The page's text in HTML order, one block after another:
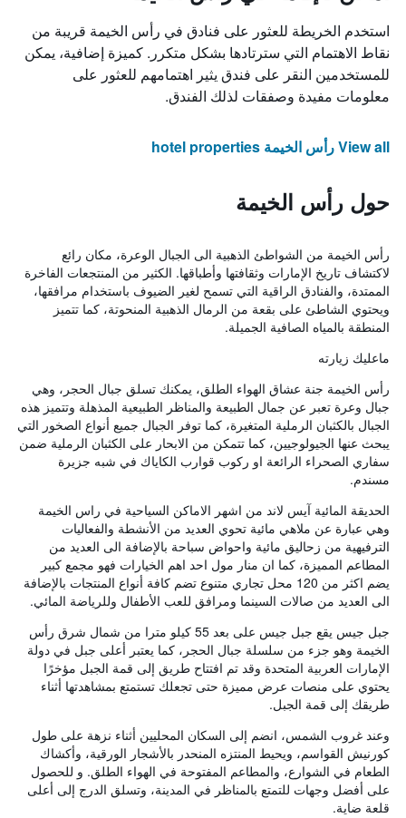
استخدم الخريطة للعثور على فنادق في رأس الخيمة قريبة من
نقاط الاهتمام التي سترتادها بشكل متكرر. كميزة إضافية، يمكن
للمستخدمين النقر على فندق يثير اهتمامهم للعثور على
معلومات مفيدة وصفقات لذلك الفندق.
View all رأس الخيمة hotel properties
حول رأس الخيمة
رأس الخيمة من الشواطئ الذهبية الى الجبال الوعرة، مكان رائع
لاكتشاف تاريخ الإمارات وثقافتها وأطباقها. الكثير من المنتجعات الفاخرة
الممتدة، والفنادق الراقية التي تسمح لغير الضيوف باستخدام مرافقها،
ويحتوي الشاطئ على بقعة من الرمال الذهبية المنحوتة، كما تتميز
المنطقة بالمياه الصافية الجميلة.
ماعليك زيارته
رأس الخيمة جنة عشاق الهواء الطلق، يمكنك تسلق جبال الحجر، وهي
جبال وعرة تعبر عن جمال الطبيعة والمناظر الطبيعية المذهلة وتتميز هذه
الجبال بالكثبان الرملية المتغيرة، كما توفر الجبال جميع أنواع الصخور التي
يبحث عنها الجيولوجيين، كما تتمكن من الابحار على الكثبان الرملية ضمن
سفاري الصحراء الرائعة او ركوب قوارب الكاياك في شبه جزيرة
مسندم.
الحديقة المائية آيس لاند من اشهر الاماكن السياحية في راس الخيمة
وهي عبارة عن ملاهي مائية تحوي العديد من الأنشطة والفعاليات
الترفيهية من زحاليق مائية واحواض سباحة بالإضافة الى العديد من
المطاعم المميزة، كما ان منار مول احد اهم الخيارات فهو مجمع كبير
يضم اكثر من 120 محل تجاري متنوع تضم كافة أنواع المنتجات بالإضافة
الى العديد من صالات السينما ومرافق للعب الأطفال وللرياضة المائي.
جبل جيس يقع جبل جيس على بعد 55 كيلو مترا من شمال شرق رأس
الخيمة وهو جزء من سلسلة جبال الحجر، كما يعتبر أعلى جبل في دولة
الإمارات العربية المتحدة وقد تم افتتاح طريق إلى قمة الجبل مؤخرًا
يحتوي على منصات عرض مميزة حتى تجعلك تستمتع بمشاهدتها أثناء
طريقك إلى قمة الجبل.
وعند غروب الشمس، انضم إلى السكان المحليين أثناء نزهة على طول
كورنيش القواسم، ويحيط المنتزه المنحدر بالأشجار الورقية، وأكشاك
الطعام في الشوارع، والمطاعم المفتوحة في الهواء الطلق. و للحصول
على أفضل وجهات للتمتع بالمناظر في المدينة، وتسلق الدرج إلى أعلى
قلعة ضاية.